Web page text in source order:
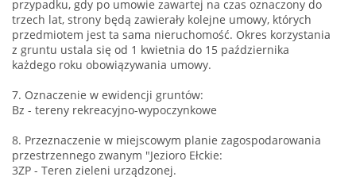
przypadku, gdy po umowie zawartej na czas oznaczony do
trzech lat, strony będą zawierały kolejne umowy, których
przedmiotem jest ta sama nieruchomość. Okres korzystania
z gruntu ustala się od 1 kwietnia do 15 października
każdego roku obowiązywania umowy.
7. Oznaczenie w ewidencji gruntów:
Bz - tereny rekreacyjno-wypoczynkowe
8. Przeznaczenie w miejscowym planie zagospodarowania
przestrzennego zwanym "Jezioro Ełckie:
3ZP - Teren zieleni urządzonej.